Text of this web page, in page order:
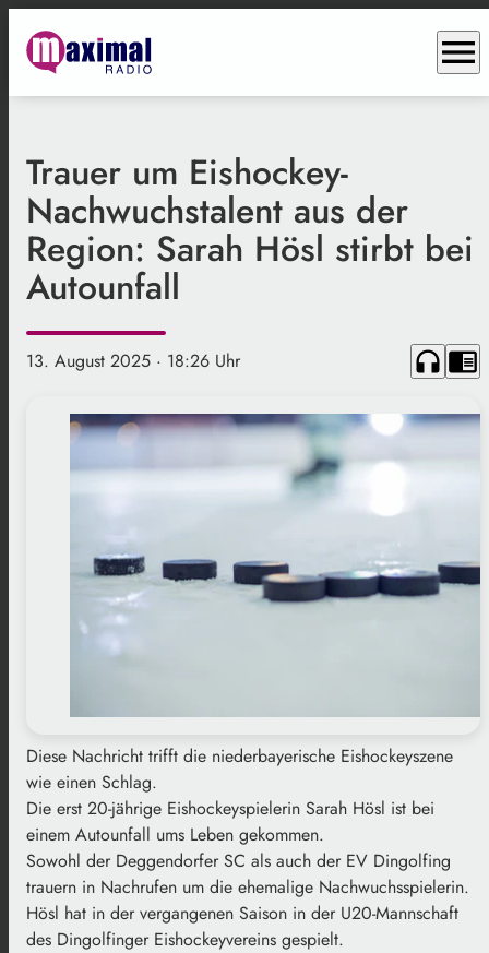
menu
Trauer um Eishockey-
Nachwuchstalent aus der
Region: Sarah Hösl stirbt bei
Autounfall
13. August 2025 · 18:26 Uhr headphones chrome_reader_mode
Diese Nachricht trifft die niederbayerische Eishockeyszene
wie einen Schlag.
Die erst 20-jährige Eishockeyspielerin Sarah Hösl ist bei
einem Autounfall ums Leben gekommen.
Sowohl der Deggendorfer SC als auch der EV Dingolfing
trauern in Nachrufen um die ehemalige Nachwuchsspielerin.
Hösl hat in der vergangenen Saison in der U20-Mannschaft
des Dingolfinger Eishockeyvereins gespielt.